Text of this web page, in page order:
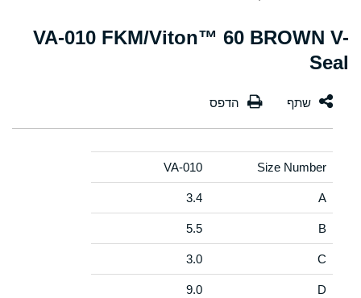
VA-010 FKM/Viton™ 60 BROWN V-
Seal
Size Number
VA-010
A
3.4
B
5.5
C
3.0
D
9.0